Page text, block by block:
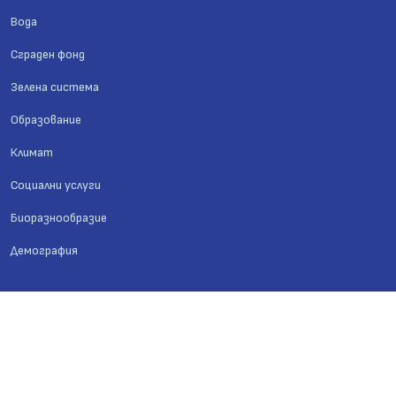
Вода
Сграден фонд
Зелена система
Образование
Климат
Социални услуги
Биоразнообразие
Демография